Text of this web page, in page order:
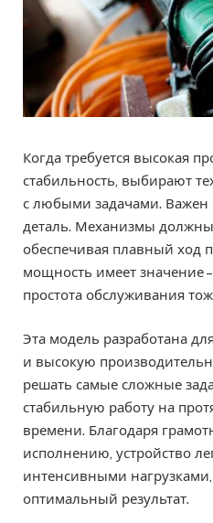
Когда требуется высокая
стабильность, выбирают
с любыми задачами. Важен
деталь. Механизмы должны
обеспечивая плавный ход
мощность имеет значение
простота обслуживания
Эта модель разработана
и высокую
решать самые сложные
стабильную работу на
времени. Благодаря
исполнению, устройство
интенсивными нагрузками,
оптимальный результат.